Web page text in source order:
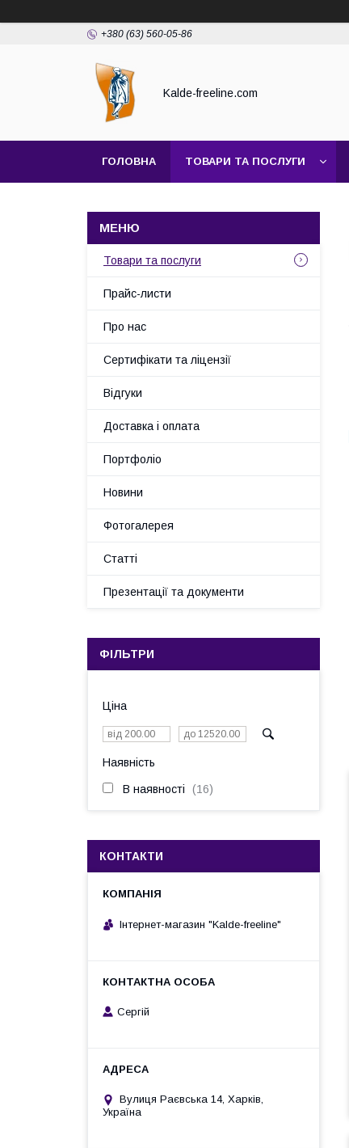
+380 (63) 560-05-86
Kalde-freeline.com
ГОЛОВНА ТОВАРИ ТА ПОСЛУГИ
Товари та послуги
Прайс-листи
Про нас
Сертифікати та ліцензії
Відгуки
Доставка і оплата
Портфоліо
Новини
Фотогалерея
Статті
Презентації та документи
ФІЛЬТРИ
Ціна
Наявність
В наявності 16
КОНТАКТИ
Інтернет-магазин "Kalde-freeline"
Сергій
Вулиця Раєвська 14, Харків,
Україна